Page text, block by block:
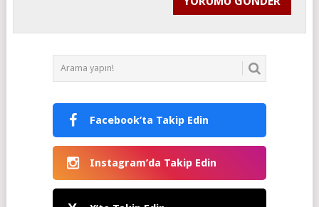
Facebook’ta Takip Edin
Instagram’da Takip Edin